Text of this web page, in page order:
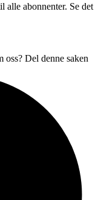
abonnenter. Se det
oss? Del denne saken